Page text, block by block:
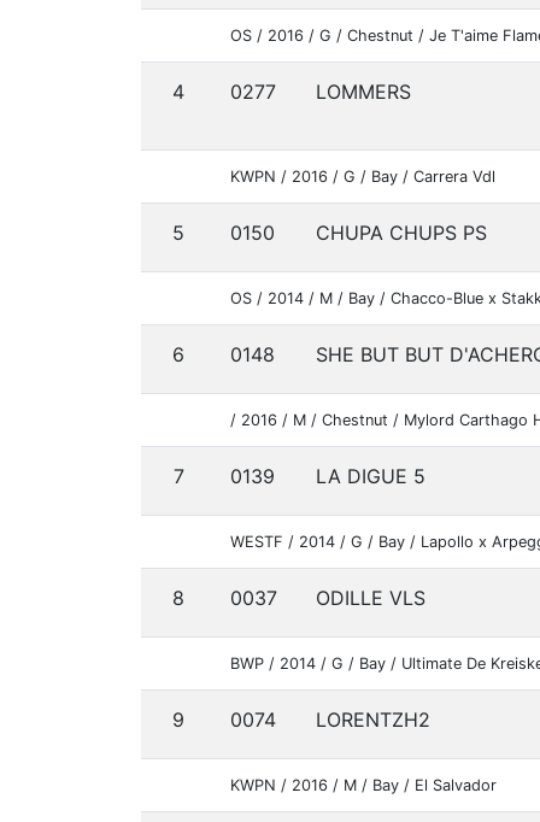
OS / 2016 / G / Chestnut / Je T'aime
4 0277 LOMMERS
KWPN / 2016 / G / Bay / Carrera Vdl
5 0150 CHUPA CHUPS PS
OS / 2014 / M / Bay / Chacco-Blue x
6 0148 SHE BUT BUT
/ 2016 / M / Chestnut / Mylord Carthago
7 0139 LA DIGUE 5
WESTF / 2014 / G / Bay / Lapollo x
8 0037 ODILLE VLS
BWP / 2014 / G / Bay / Ultimate De
9 0074 LORENTZH2
KWPN / 2016 / M / Bay / El Salvador